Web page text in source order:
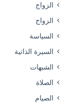
الزواج
الزواج
السياسة
السيرة الذاتية
الشبهات
الصلاة
الصيام